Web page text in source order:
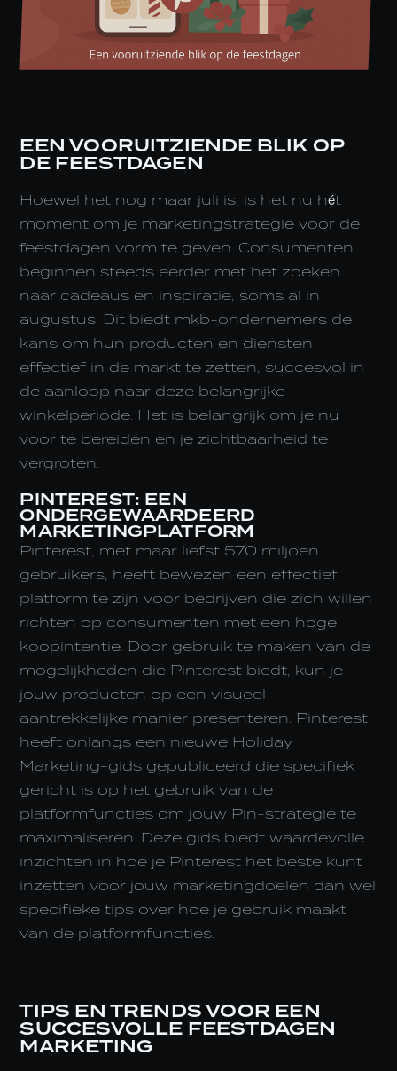
EEN VOORUITZIENDE BLIK OP
DE FEESTDAGEN
Hoewel het nog maar juli is, is het nu hét
moment om je marketingstrategie voor de
feestdagen vorm te geven. Consumenten
beginnen steeds eerder met het zoeken
naar cadeaus en inspiratie, soms al in
augustus. Dit biedt mkb-ondernemers de
kans om hun producten en diensten
effectief in de markt te zetten, succesvol in
de aanloop naar deze belangrijke
winkelperiode. Het is belangrijk om je nu
voor te bereiden en je zichtbaarheid te
vergroten.
PINTEREST: EEN
ONDERGEWAARDEERD
MARKETINGPLATFORM
Pinterest, met maar liefst 570 miljoen
gebruikers, heeft bewezen een effectief
platform te zijn voor bedrijven die zich willen
richten op consumenten met een hoge
koopintentie. Door gebruik te maken van de
mogelijkheden die Pinterest biedt, kun je
jouw producten op een visueel
aantrekkelijke manier presenteren. Pinterest
heeft onlangs een nieuwe Holiday
Marketing-gids gepubliceerd die specifiek
gericht is op het gebruik van de
platformfuncties om jouw Pin-strategie te
maximaliseren. Deze gids biedt waardevolle
inzichten in hoe je Pinterest het beste kunt
inzetten voor jouw marketingdoelen dan wel
specifieke tips over hoe je gebruik maakt
van de platformfuncties.
TIPS EN TRENDS VOOR EEN
SUCCESVOLLE FEESTDAGEN
MARKETING